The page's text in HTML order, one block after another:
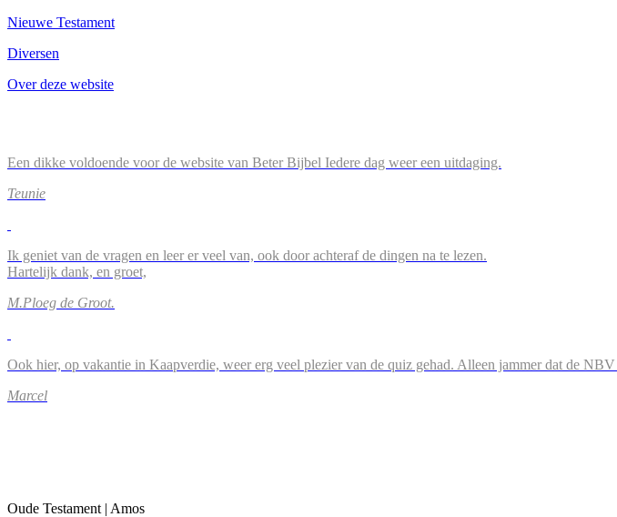
Nieuwe Testament
Diversen
Over deze website
Een dikke voldoende voor de website van Beter Bijbel Iedere dag weer een uitdaging.
Teunie
Ik geniet van de vragen en leer er veel van, ook door achteraf de dingen na te lezen.
Hartelijk dank, en groet,
M.Ploeg de Groot.
Ook hier, op vakantie in Kaapverdie, weer erg veel plezier van de quiz gehad. Alleen jammer dat de
Marcel
Oude Testament | Amos